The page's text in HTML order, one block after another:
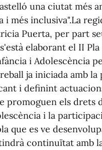
una ciutat més
i més inclusiva".La
Puerta, per part
elaborant el II Pla
i Adolescència
ja iniciada amb la
i definint
promoguen els drets
i la
que es ve
continuïtat amb